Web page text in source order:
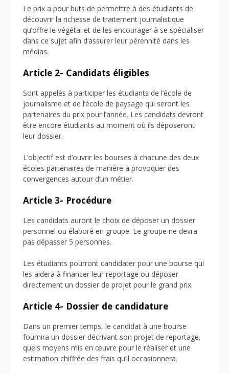
Le prix a pour buts de permettre à des étudiants de
découvrir la richesse de traitement journalistique
qu’offre le végétal et de les encourager à se spécialiser
dans ce sujet afin d’assurer leur pérennité dans les
médias.
Article 2- Candidats éligibles
Sont appelés à participer les étudiants de l’école de
journalisme et de l’école de paysage qui seront les
partenaires du prix pour l’année. Les candidats devront
être encore étudiants au moment où ils déposeront
leur dossier.
L’objectif est d’ouvrir les bourses à chacune des deux
écoles partenaires de manière à provoquer des
convergences autour d’un métier.
Article 3- Procédure
Les candidats auront le choix de déposer un dossier
personnel ou élaboré en groupe. Le groupe ne devra
pas dépasser 5 personnes.
Les étudiants pourront candidater pour une bourse qui
les aidera à financer leur reportage ou déposer
directement un dossier de projet pour le grand prix.
Article 4- Dossier de candidature
Dans un premier temps, le candidat à une bourse
fournira un dossier décrivant son projet de reportage,
quels moyens mis en œuvre pour le réaliser et une
estimation chiffrée des frais qu’il occasionnera.